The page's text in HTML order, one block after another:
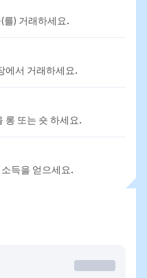
를) 거래하세요.
에서 거래하세요.
롱 또는 숏 하세요.
득을 얻으세요.